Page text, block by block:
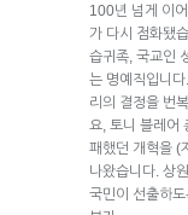
100년 넘게 이
가 다시 점화됐
습귀족, 국교인
는 명예직입니
리의 결정을 번
요, 토니 블레어
패했던 개혁을 (
나왔습니다. 상
국민이 선출하